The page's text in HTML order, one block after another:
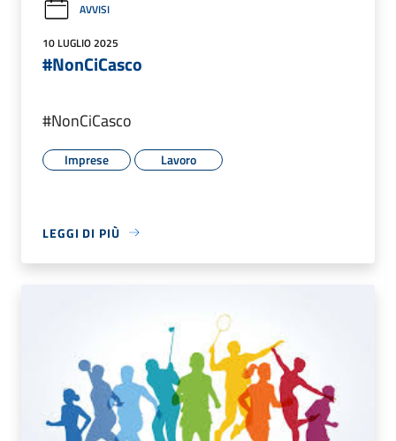
AVVISI
10 LUGLIO 2025
#NonCiCasco
#NonCiCasco
Imprese Lavoro
LEGGI DI PIÙ